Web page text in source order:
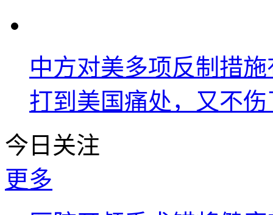
中方对美多项反制措
打到美国痛处，又不
今日关注
更多